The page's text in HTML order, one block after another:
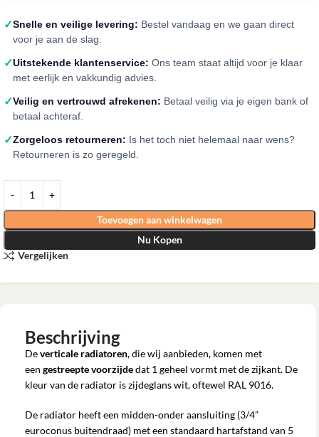
✓Snelle en veilige levering: Bestel vandaag en we gaan direct
voor je aan de slag.
✓Uitstekende klantenservice: Ons team staat altijd voor je klaar
met eerlijk en vakkundig advies.
✓Veilig en vertrouwd afrekenen: Betaal veilig via je eigen bank of
betaal achteraf.
✓Zorgeloos retourneren: Is het toch niet helemaal naar wens?
Retourneren is zo geregeld.
Toevoegen aan winkelwagen
Nu Kopen
Vergelijken
Beschrijving
Deverticale radiatoren, die wij aanbieden, komen met
een gestreepte voorzijdedat 1 geheel vormt met de zijkant. De
kleur van de radiator is zijdeglans wit, oftewel RAL 9016.
De radiator heeft een midden-onder aansluiting (3/4”
euroconus buitendraad) met een standaard hartafstand van 5